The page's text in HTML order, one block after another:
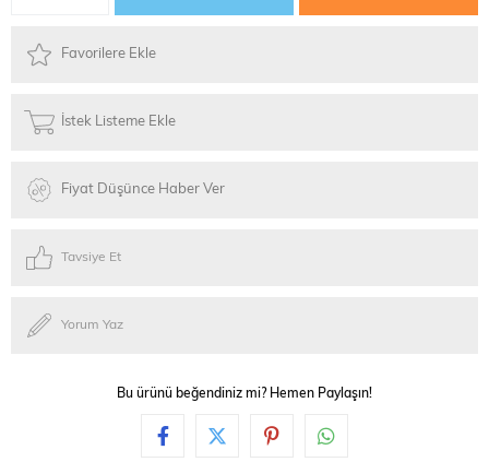
Favorilere Ekle
İstek Listeme Ekle
Fiyat Düşünce Haber Ver
Tavsiye Et
Yorum Yaz
Bu ürünü beğendiniz mi? Hemen Paylaşın!